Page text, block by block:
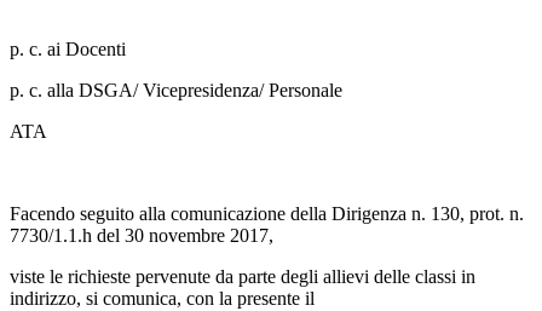
p. c. ai Docenti
p. c. alla DSGA/ Vicepresidenza/ Personale
ATA
Facendo seguito alla comunicazione della Dirigenza n. 130, prot. n.
7730/1.1.h del 30 novembre 2017,
viste le richieste pervenute da parte degli allievi delle classi in
indirizzo, si comunica, con la presente il